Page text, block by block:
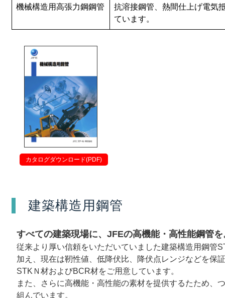
機械構造用高張力鋼鋼管
抗溶接鋼管、熱間仕上げ電気
ています。
カタログダウンロード(PDF)
建築構造用鋼管
すべての建築現場に、JFEの高機能・高性能鋼管を
従来より厚い信頼をいただいていました建築構造用鋼管
加え、現在は靭性値、低降伏比、降伏点レンジなどを保
STKＮ材およびBCR材をご用意しています。
また、さらに高機能・高性能の素材を提供するたため、
組んでいます。